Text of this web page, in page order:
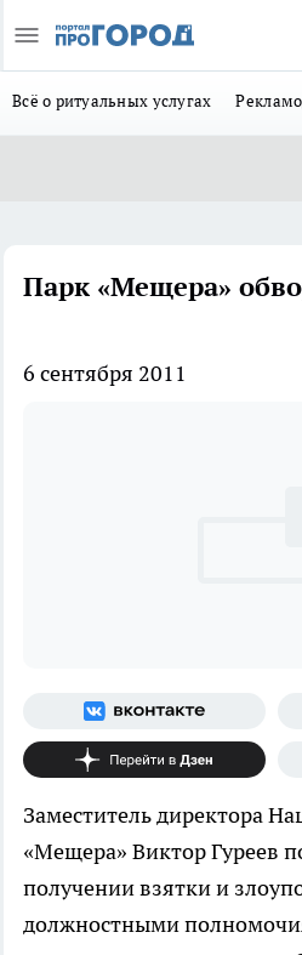
Всё о ритуальных услугах
Парк «Мещера»
6 сентября 2011
Заместитель директора
«Мещера» Виктор Гуреев
получении взятки и
должностными